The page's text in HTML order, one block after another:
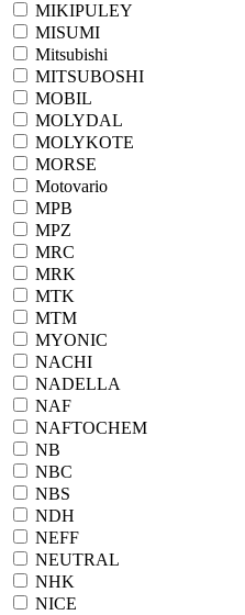
MIKIPULEY
MISUMI
Mitsubishi
MITSUBOSHI
MOBIL
MOLYDAL
MOLYKOTE
MORSE
Motovario
MPB
MPZ
MRC
MRK
MTK
MTM
MYONIC
NACHI
NADELLA
NAF
NAFTOCHEM
NB
NBC
NBS
NDH
NEFF
NEUTRAL
NHK
NICE